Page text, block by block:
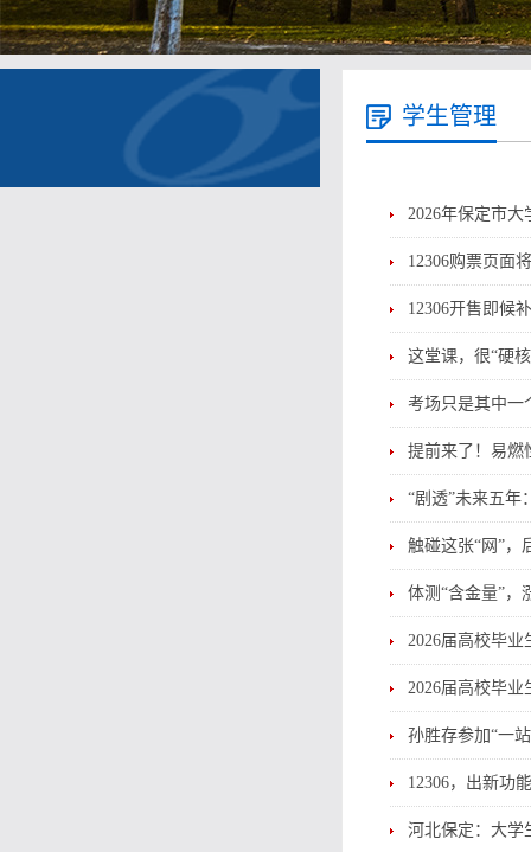
学生管理
2026年保定市
12306购票页面
12306开售即候
这堂课，很“硬
考场只是其中一
提前来了！易燃
“剧透”未来五年
触碰这张“网”，
体测“含金量”，
2026届高校毕
2026届高校毕
孙胜存参加“一
12306，出新功
河北保定：大学